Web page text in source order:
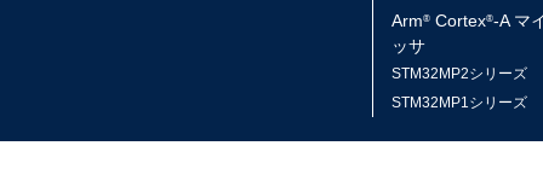
Arm® Cortex®-A マ
ッサ
STM32MP2シリーズ
STM32MP1シリーズ